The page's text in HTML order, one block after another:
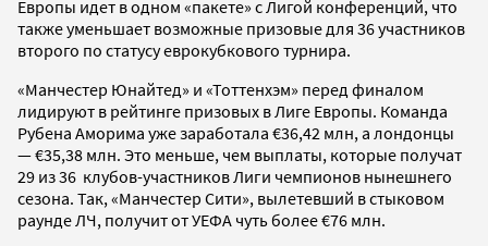
Европы идет в одном «пакете» с Лигой конференций, что
также уменьшает возможные призовые для 36 участников
второго по статусу еврокубкового турнира.
«Манчестер Юнайтед» и «Тоттенхэм» перед финалом
лидируют в рейтинге призовых в Лиге Европы. Команда
Рубена Аморима уже заработала €36,42 млн, а лондонцы
— €35,38 млн. Это меньше, чем выплаты, которые получат
29 из 36 клубов-участников Лиги чемпионов нынешнего
сезона. Так, «Манчестер Сити», вылетевший в стыковом
раунде ЛЧ, получит от УЕФА чуть более €76 млн.